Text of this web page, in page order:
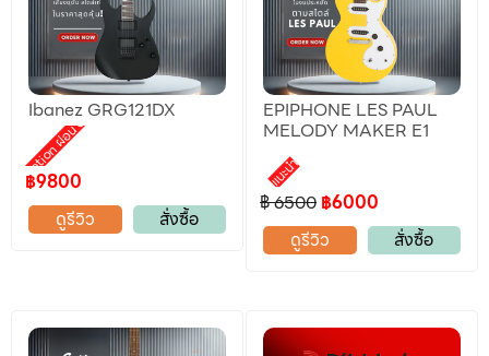
Ibanez GRG121DX
Promotion ผ่อน 0%
฿9800
ดูรีวิว
สั่งซื้อ
EPIPHONE LES PAUL
MELODY MAKER E1
แนะนำ
฿ 6500 ฿6000
ดูรีวิว
สั่งซื้อ